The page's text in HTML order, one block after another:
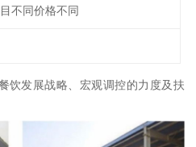
不同价格不同
饮发展战略、宏观调控的力度及扶